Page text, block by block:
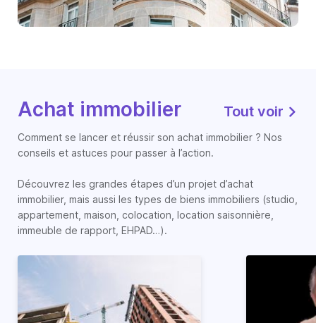
Achat immobilier Tout voir
Comment se lancer et réussir son achat immobilier ? Nos
conseils et astuces pour passer à l’action.
Découvrez les grandes étapes d’un projet d’achat
immobilier, mais aussi les types de biens immobiliers (studio,
appartement, maison, colocation, location saisonnière,
immeuble de rapport, EHPAD…).